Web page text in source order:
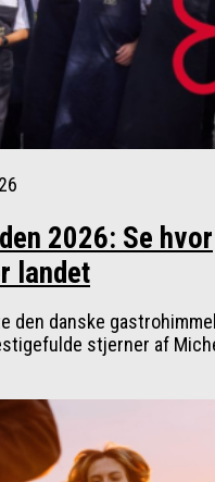
2026: Se hvor
landet
den danske
stjerner af